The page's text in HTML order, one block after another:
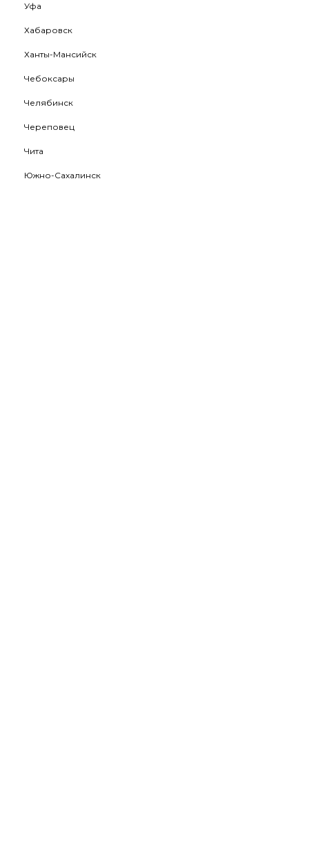
Уфа
Хабаровск
Ханты-Мансийск
Чебоксары
Челябинск
Череповец
Чита
Южно-Сахалинск